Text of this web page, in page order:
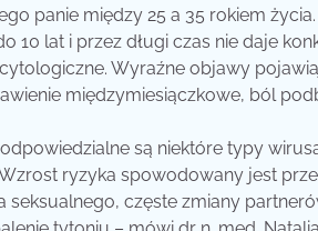
panie między 25 a 35 rokiem
10 lat i przez długi czas nie daje
Wyraźne objawy
międzymiesiączkowe, ból
są niektóre typy
ryzyka spowodowany jest
częste zmiany